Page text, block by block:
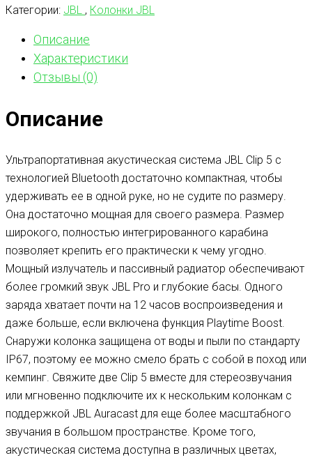
Категории: JBL , Колонки JBL
Описание
Характеристики
Отзывы (0)
Описание
Ультрапортативная акустическая система JBL Clip 5 с
технологией Bluetooth достаточно компактная, чтобы
удерживать ее в одной руке, но не судите по размеру.
Она достаточно мощная для своего размера. Размер
широкого, полностью интегрированного карабина
позволяет крепить его практически к чему угодно.
Мощный излучатель и пассивный радиатор обеспечивают
более громкий звук JBL Pro и глубокие басы. Одного
заряда хватает почти на 12 часов воспроизведения и
даже больше, если включена функция Playtime Boost.
Снаружи колонка защищена от воды и пыли по стандарту
IP67, поэтому ее можно смело брать с собой в поход или
кемпинг. Свяжите две Clip 5 вместе для стереозвучания
или мгновенно подключите их к нескольким колонкам с
поддержкой JBL Auracast для еще более масштабного
звучания в большом пространстве. Кроме того,
акустическая система доступна в различных цветах,